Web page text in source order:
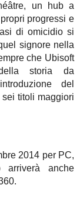
un hub a
progressi e
di omicidio si
signore nella
che Ubisoft
storia da
del
titoli maggiori
2014 per PC,
anche